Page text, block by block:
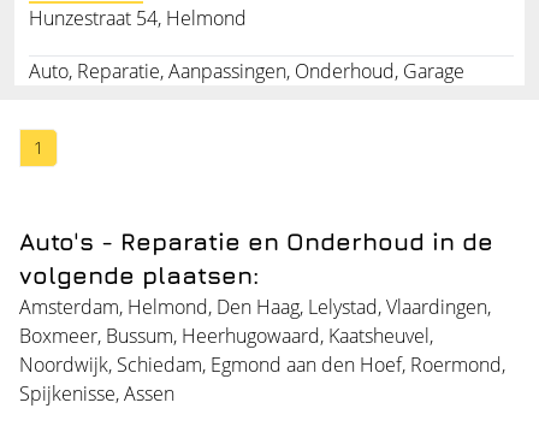
Hunzestraat 54, Helmond
Auto, Reparatie, Aanpassingen, Onderhoud, Garage
1
Auto's - Reparatie en Onderhoud in de
volgende plaatsen:
Amsterdam, Helmond, Den Haag, Lelystad,Vlaardingen,
Boxmeer, Bussum, Heerhugowaard, Kaatsheuvel,
Noordwijk, Schiedam, Egmond aan den Hoef, Roermond,
Spijkenisse,Assen